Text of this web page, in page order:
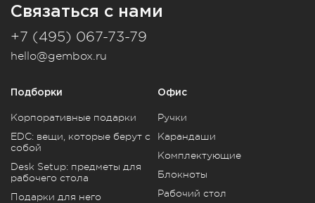
Связаться с нами
+7 (495) 067-73-79
hello@gembox.ru
Подборки
Корпоративные подарки
EDC: вещи, которые берут с
собой
Desk Setup: предметы для
рабочего стола
Подарки для него
Офис
Ручки
Карандаши
Комплектующие
Блокноты
Рабочий стол